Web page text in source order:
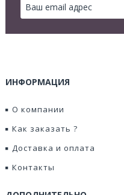
ИНФОРМАЦИЯ
О компании
Как заказать ?
Доставка и оплата
Контакты